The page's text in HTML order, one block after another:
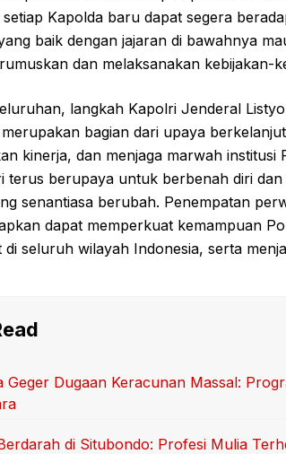
Kapolda baru dapat segera
baik dengan jajaran di bawahnya
dan melaksanakan kebijakan-
langkah Kapolri Jenderal
bagian dari upaya
kinerja, dan menjaga marwah
terus berupaya untuk berbenah diri
senantiasa berubah. Penempatan
dapat memperkuat kemampuan
di seluruh wilayah Indonesia, serta
Geger Dugaan Keracunan Massal:
di Situbondo: Profesi Mulia